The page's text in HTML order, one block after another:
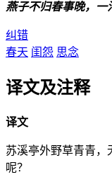
燕子不归春事晚，一
纠错
春天 闺怨 思念
译文及注释
译文
苏溪亭外野草青青，
呢？